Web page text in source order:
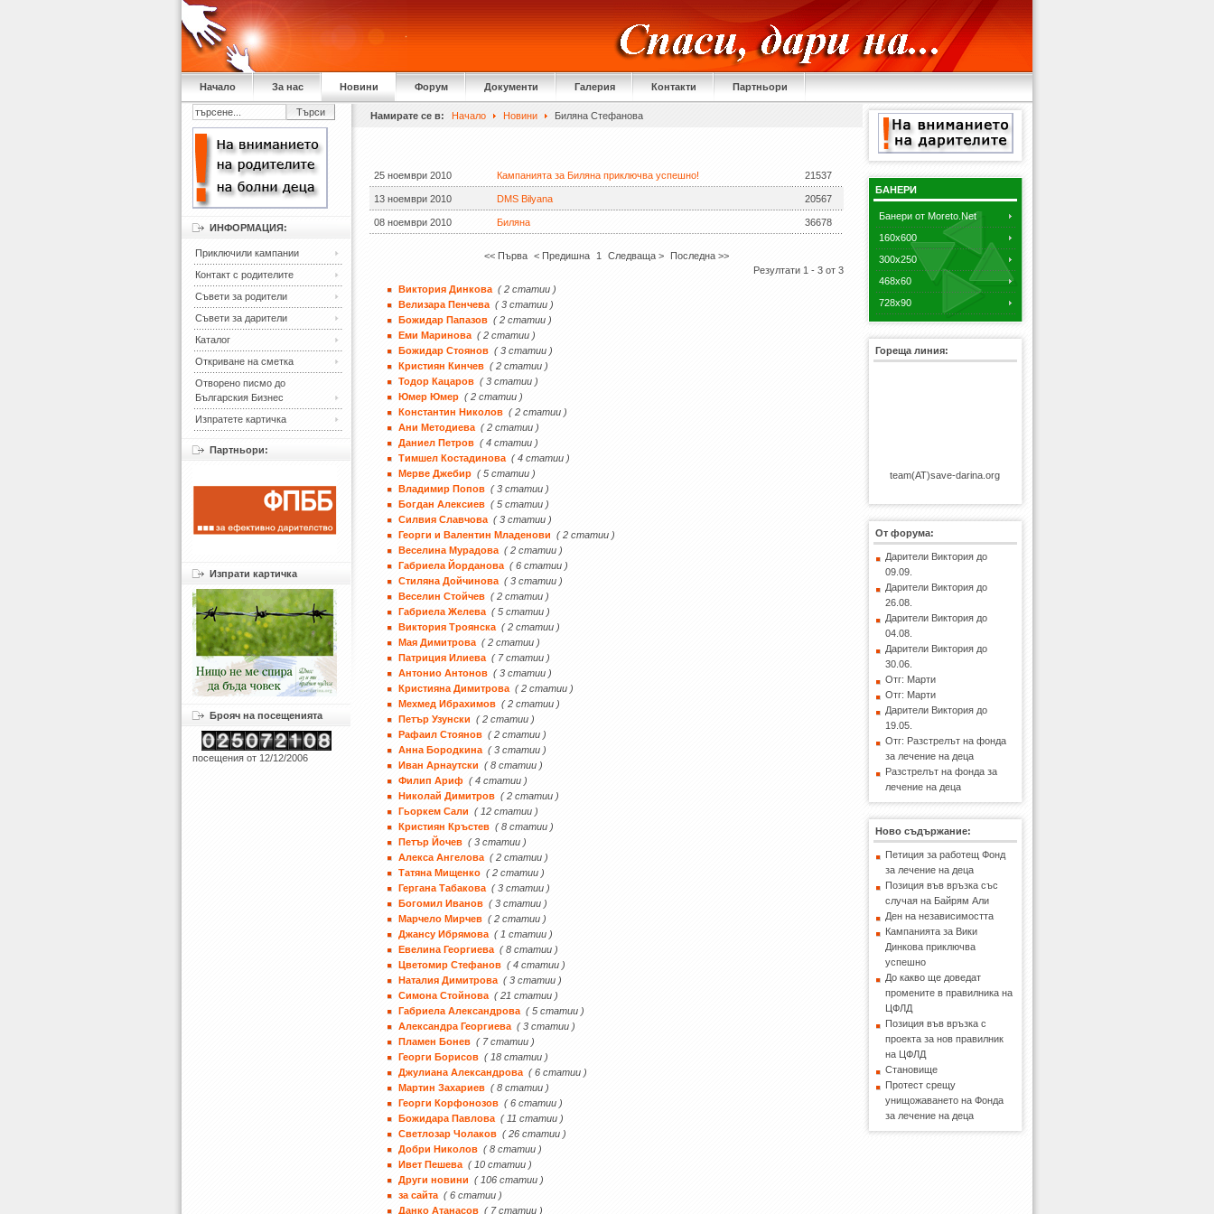
Начало За нас Новини Форум Документи Галерия Контакти Партньори
Намирате се в: Начало Новини Биляна Стефанова
25 ноември 2010 Кампанията за Биляна приключва успешно! 21537
13 ноември 2010 DMS Bilyana 20567
08 ноември 2010 Биляна 36678
<< Първа < Предишна 1 Следваща >
Последна >>
Резултати 1 - 3 от 3
Виктория Динкова ( 2 статии )
Велизара Пенчева ( 3 статии )
Божидар Папазов ( 2 статии )
Еми Маринова ( 2 статии )
Божидар Стоянов ( 3 статии )
Кристиян Кинчев ( 2 статии )
Тодор Кацаров ( 3 статии )
Юмер Юмер ( 2 статии )
Константин Николов ( 2 статии )
Ани Методиева ( 2 статии )
Даниел Петров ( 4 статии )
Тимшел Костадинова ( 4 статии )
Мерве Джебир ( 5 статии )
Владимир Попов ( 3 статии )
Богдан Алексиев ( 5 статии )
Силвия Славчова ( 3 статии )
Георги и Валентин Младенови
( 2 статии )
Веселина Мурадова ( 2 статии )
Габриела Йорданова ( 6 статии )
Стиляна Дойчинова ( 3 статии )
Веселин Стойчев ( 2 статии )
Габриела Желева ( 5 статии )
Виктория Троянска ( 2 статии )
Мая Димитрова ( 2 статии )
Патриция Илиева ( 7 статии )
Антонио Антонов ( 3 статии )
Кристияна Димитрова ( 2 статии )
Мехмед Ибрахимов ( 2 статии )
Петър Узунски
( 2 статии )
Рафаил Стоянов ( 2 статии )
Анна Бородкина ( 3 статии )
Иван Арнаутски
( 8 статии )
Филип Ариф ( 4 статии )
Николай Димитров ( 2 статии )
Гьоркем Сали
( 12 статии )
Кристиян Кръстев ( 8 статии )
Петър Йочев ( 3 статии )
Алекса Ангелова ( 2 статии )
Татяна Мищенко ( 2 статии )
Гергана Табакова ( 3 статии )
Богомил Иванов ( 3 статии )
Марчело Мирчев ( 2 статии )
Джансу Ибрямова ( 1 статии )
Евелина Георгиева ( 8 статии )
Цветомир Стефанов ( 4 статии )
Наталия Димитрова ( 3 статии )
Симона Стойнова ( 21 статии )
Габриела Александрова ( 5 статии )
Александра Георгиева ( 3 статии )
Пламен Бонев ( 7 статии )
Георги Борисов ( 18 статии )
Джулиана Александрова ( 6 статии )
Мартин Захариев ( 8 статии )
Георги Корфонозов ( 6 статии )
Божидара Павлова ( 11 статии )
Светлозар Чолаков ( 26 статии )
Добри Николов ( 8 статии )
Ивет Пешева ( 10 статии )
Други новини
( 106 статии )
за сайта ( 6 статии )
Данко Атанасов ( 7 статии )
БАНЕРИ
Банери от Moreto.Net
160x600
300x250
468x60
728x90
Гореща линия:
team(AT)save-darina.org
От форума:
Дарители Виктория до
09.09.
Дарители Виктория до
26.08.
Дарители Виктория до
04.08.
Дарители Виктория до
30.06.
Отг: Марти
Отг: Марти
Дарители Виктория до
19.05.
Отг: Разстрелът на фонда
за лечение на деца
Разстрелът на фонда за
лечение на деца
Ново съдържание:
Петиция за работещ Фонд
за лечение на деца
Позиция във връзка със
случая на Байрям Али
Ден на независимостта
Кампанията за Вики
Динкова приключва
успешно
До какво ще доведат
промените в правилника на
ЦФЛД
Позиция във връзка с
проекта за нов правилник
на ЦФЛД
Становище
Протест срещу
унищожаването на Фонда
за лечение на деца
ИНФОРМАЦИЯ:
Приключили кампании
Контакт с родителите
Съвети за родители
Съвети за дарители
Каталог
Откриване на сметка
Отворено писмо до
Българския Бизнес
Изпратете картичка
Партньори:
Изпрати картичка
Брояч на посещенията
посещения от 12/12/2006